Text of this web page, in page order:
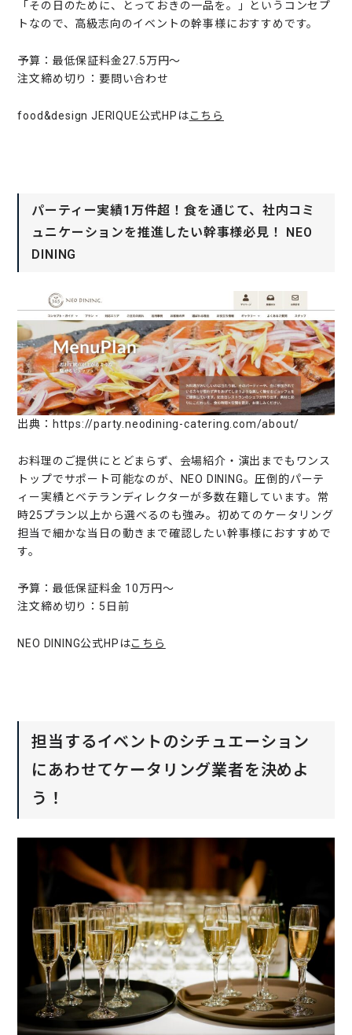
「その日のために、とっておきの一品を。」というコンセプ
トなので、高級志向のイベントの幹事様におすすめです。
予算：最低保証料金27.5万円〜
注文締め切り：要問い合わせ
food&design JERIQUE公式HPはこちら
パーティー実績1万件超！食を通じて、社内コミ
ュニケーションを推進したい幹事様必見！ NEO
DINING
出典：https://party.neodining-catering.com/about/
お料理のご提供にとどまらず、会場紹介・演出までもワンス
トップでサポート可能なのが、NEO DINING。圧倒的パーテ
ィー実績とベテランディレクターが多数在籍しています。常
時25プラン以上から選べるのも強み。初めてのケータリング
担当で細かな当日の動きまで確認したい幹事様におすすめで
す。
予算：最低保証料金 10万円〜
注文締め切り：5日前
NEO DINING公式HPはこちら
担当するイベントのシチュエーション
にあわせてケータリング業者を決めよ
う！